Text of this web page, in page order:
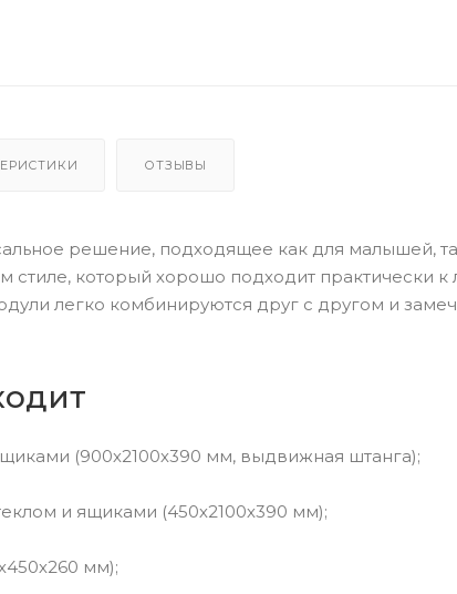
ОТЗЫВЫ
решение, подходящее как для малышей,
стиле, который хорошо подходит практически к
легко комбинируются друг с другом и
(900х2100х390 мм, выдвижная штанга);
и ящиками (450х2100х390 мм);
мм);